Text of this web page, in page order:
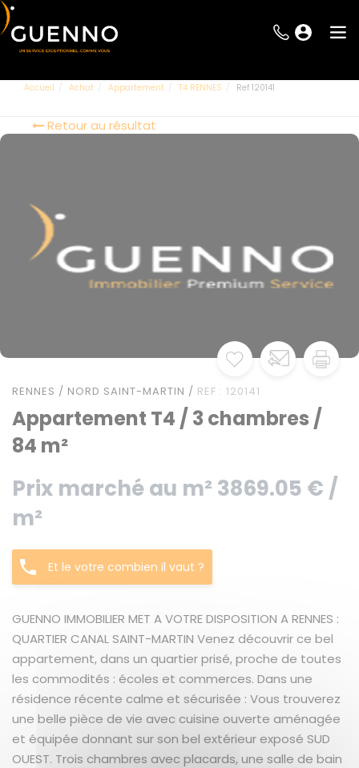
Accueil Achat Appartement T4 RENNES Ref 120141
Retour au résultat
RENNES / NORD SAINT-MARTIN / REF : 120141
Appartement T4 / 3 chambres /
84 m²
Prix marché au m² 3869.05 € /
m²
Et le votre combien il vaut ?
GUENNO IMMOBILIER MET A VOTRE DISPOSITION A RENNES :
QUARTIER CANAL SAINT-MARTIN Venez découvrir ce bel
appartement, dans un quartier prisé, proche de toutes
les commodités : écoles et commerces. Dans une
résidence récente calme et sécurisée : Vous trouverez
une belle pièce de vie avec cuisine ouverte aménagée
et équipée donnant sur son bel extérieur exposé SUD
OUEST. Trois chambres avec placards, une salle de bain